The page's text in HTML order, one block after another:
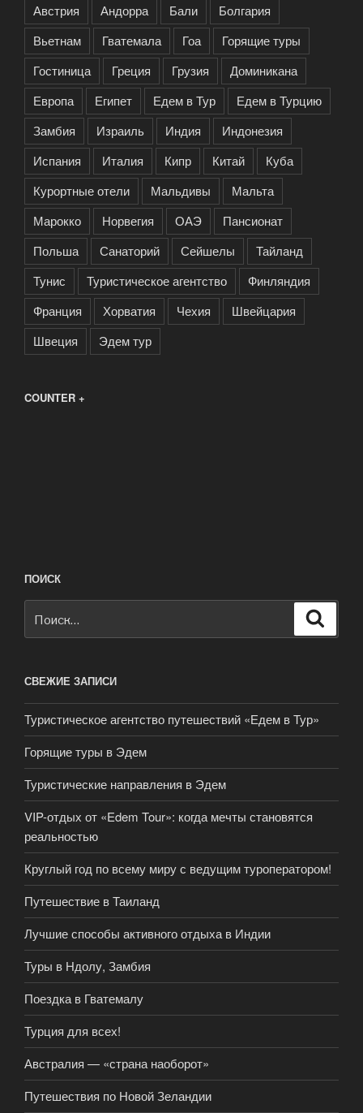
Австрия Андорра Бали
Болгария
Вьетнам
Гватемала Гоа
Горящие туры
Гостиница
Греция Грузия
Доминикана
Европа
Египет Едем в Тур
Едем в Турцию
Замбия
Израиль Индия
Индонезия
Испания
Италия Кипр Китай
Куба
Курортные отели
Мальдивы
Мальта
Марокко
Норвегия ОАЭ
Пансионат
Польша
Санаторий Сейшелы
Тайланд
Тунис
Туристическое агентство
Финляндия
Франция
Хорватия Чехия
Швейцария
Швеция
Эдем тур
COUNTER +
ПОИСК
СВЕЖИЕ ЗАПИСИ
Туристическое агентство путешествий «Едем в Тур»
Горящие туры в Эдем
Туристические направления в Эдем
VIP-отдых от «Edem Tour»: когда мечты становятся
реальностью
Круглый год по всему миру с ведущим туроператором!
Путешествие в Таиланд
Лучшие способы активного отдыха в Индии
Туры в Ндолу, Замбия
Поездка в Гватемалу
Турция для всех!
Австралия — «страна наоборот»
Путешествия по Новой Зеландии